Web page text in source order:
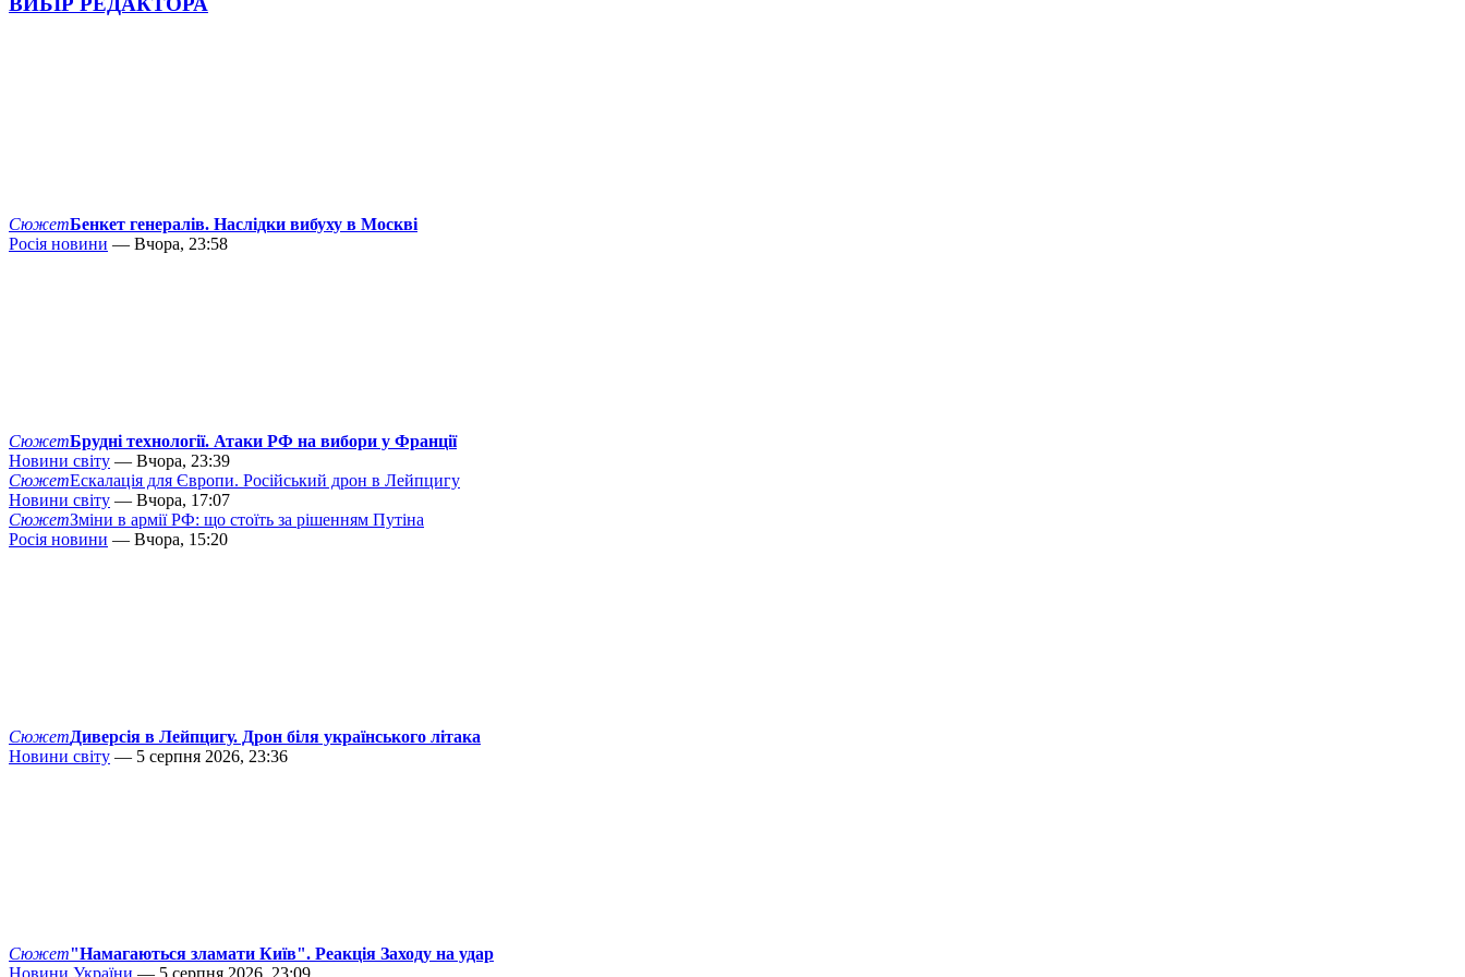
СюжетБенкет генералів. Наслідки вибуху в Москві
Росія новини — Вчора, 23:58
СюжетБрудні технології. Атаки РФ на вибори у Франції
Новини світу — Вчора, 23:39
СюжетЕскалація для Європи. Російський дрон в Лейпцигу
Новини світу — Вчора, 17:07
СюжетЗміни в армії РФ: що стоїть за рішенням Путіна
Росія новини — Вчора, 15:20
СюжетДиверсія в Лейпцигу. Дрон біля українського літака
Новини світу — 5 серпня 2026, 23:36
Сюжет"Намагаються зламати Київ". Реакція Заходу на удар